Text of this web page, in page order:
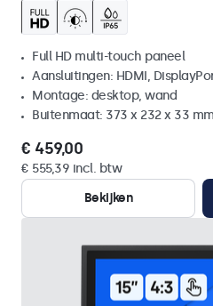
Full HD multi-touch paneel
Aansluitingen: HDMI,
Montage: desktop, wand
Buitenmaat: 373 x 232 x 33 mm
€ 459,00
€ 555,39 incl. btw
Bekijken